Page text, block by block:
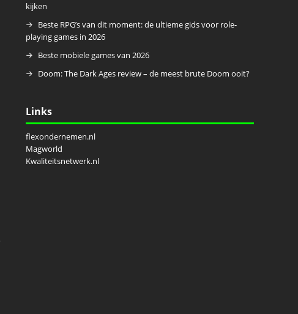
kijken
Beste RPG’s van dit moment: de ultieme gids voor role-
playing games in 2026
Beste mobiele games van 2026
Doom: The Dark Ages review – de meest brute Doom ooit?
Links
flexondernemen.nl
Magworld
Kwaliteitsnetwerk.nl